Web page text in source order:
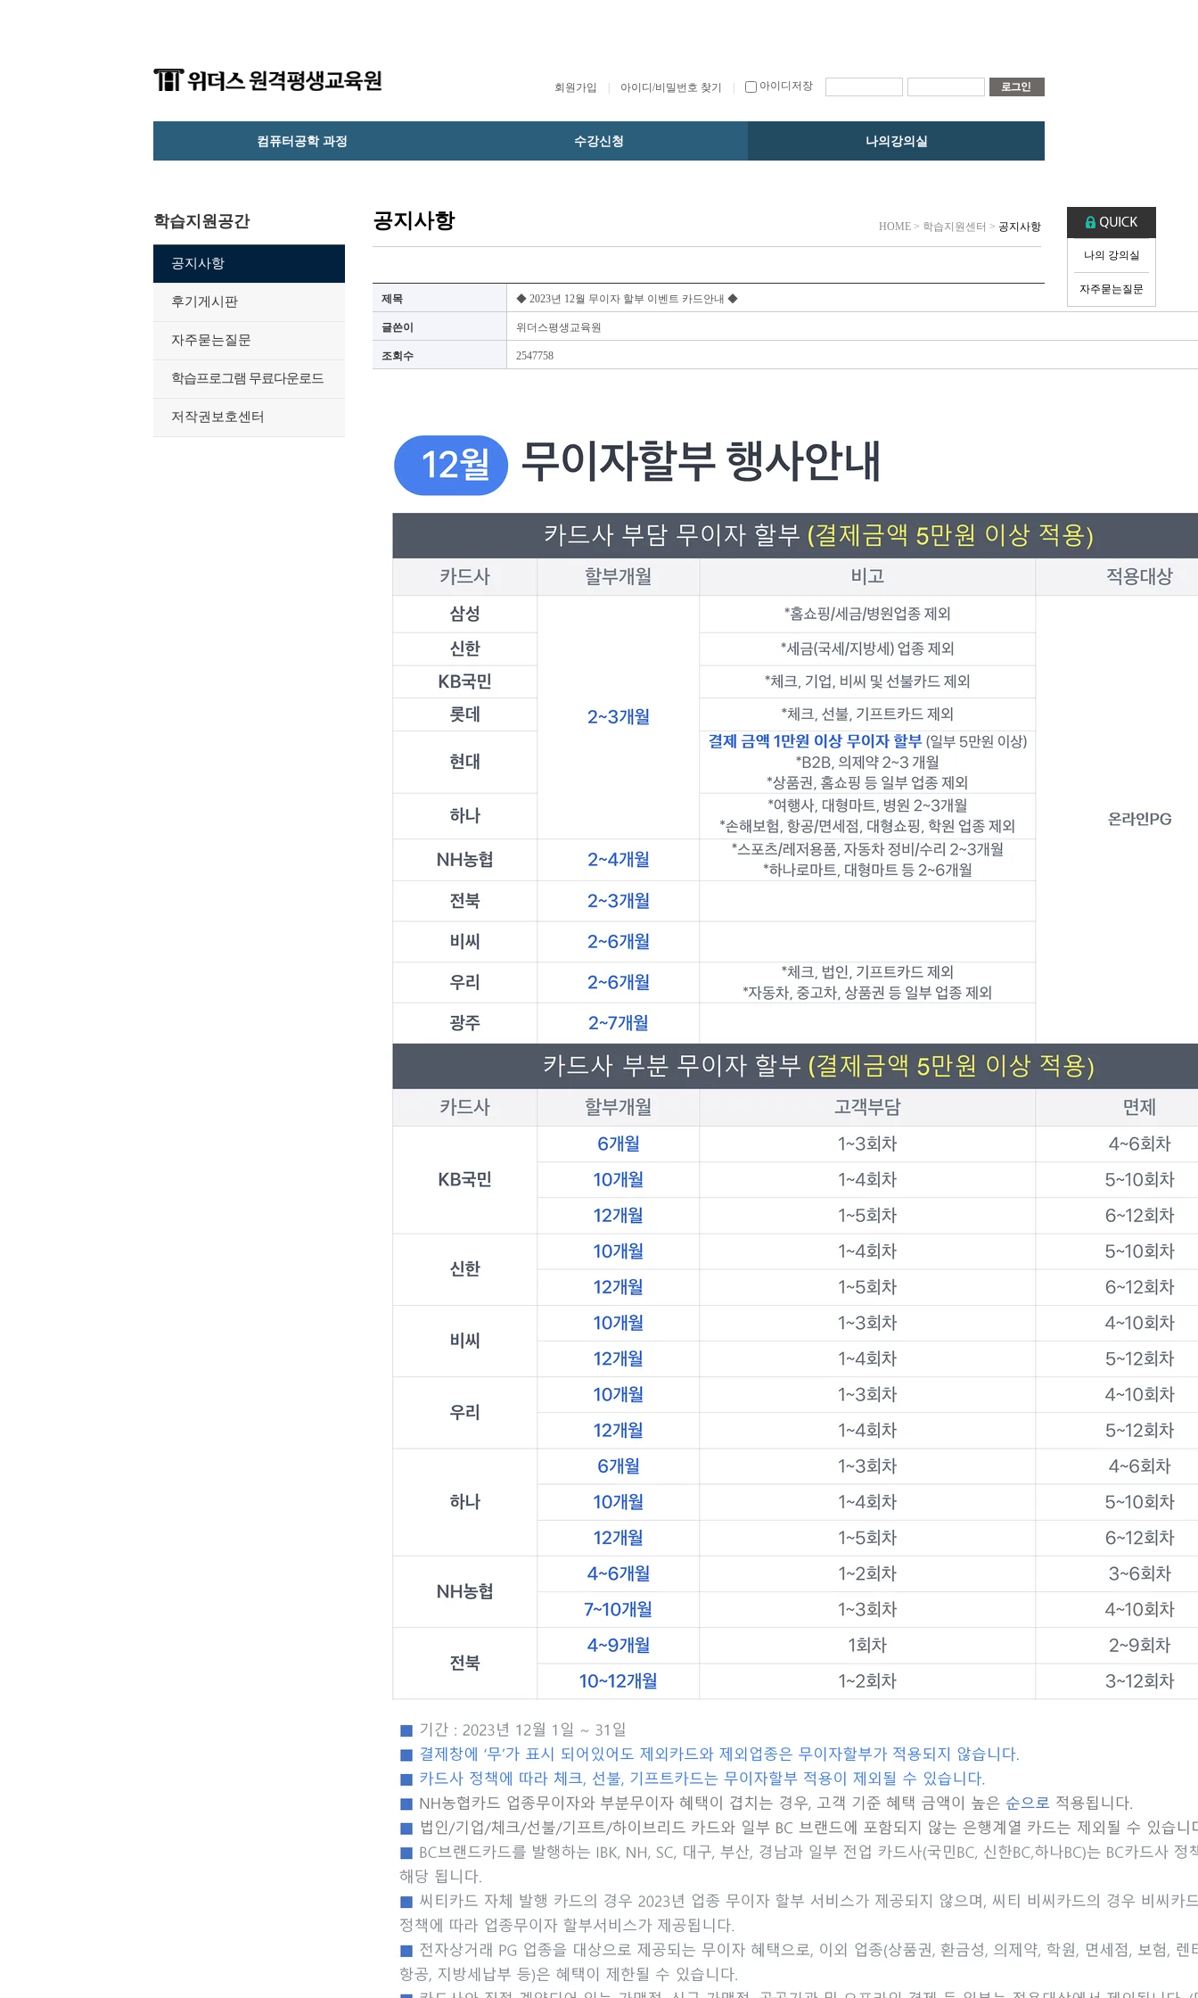
회원가입 아이디/비밀번호 찾기 아이디저장
컴퓨터공학 과정 수강신청 나의강의실
학습지원공간
공지사항
후기게시판
자주묻는질문
학습프로그램 무료다운로드
저작권보호센터
공지사항 HOME > 학습지원센터 > 공지사항
제목 ◆ 2023년 12월 무이자 할부 이벤트 카드안내 ◆
글쓴이 위더스평생교육원
조회수 2547758
나의 강의실
자주묻는질문